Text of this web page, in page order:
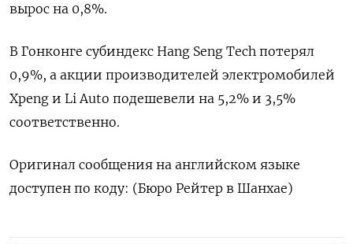
вырос на 0,8%.
В Гонконге субиндекс Hang Seng Tech потерял
0,9%, а акции производителей электромобилей
Xpeng и Li Auto подешевели на 5,2% и 3,5%
соответственно.
Оригинал сообщения на английском языке
доступен по коду: (Бюро Рейтер в Шанхае)